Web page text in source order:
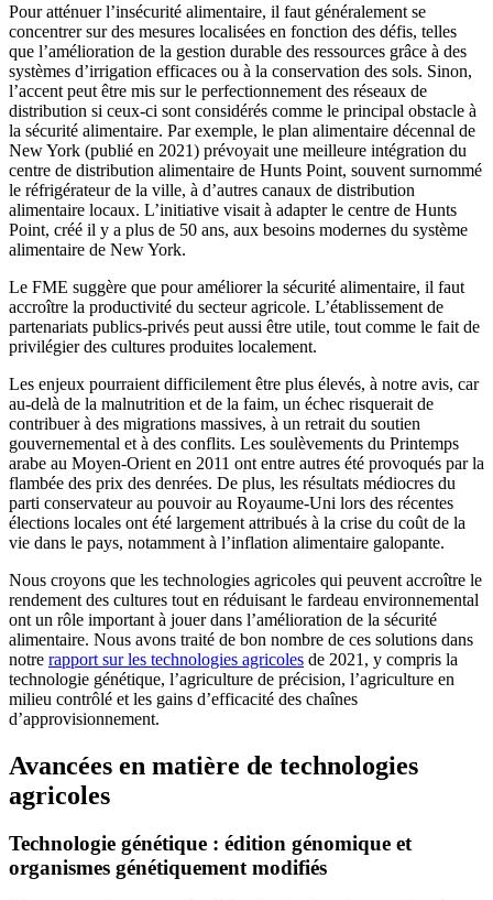
Pour atténuer l’insécurité alimentaire, il faut généralement se
concentrer sur des mesures localisées en fonction des défis, telles
que l’amélioration de la gestion durable des ressources grâce à des
systèmes d’irrigation efficaces ou à la conservation des sols. Sinon,
l’accent peut être mis sur le perfectionnement des réseaux de
distribution si ceux-ci sont considérés comme le principal obstacle à
la sécurité alimentaire. Par exemple, le plan alimentaire décennal de
New York (publié en 2021) prévoyait une meilleure intégration du
centre de distribution alimentaire de Hunts Point, souvent surnommé
le réfrigérateur de la ville, à d’autres canaux de distribution
alimentaire locaux. L’initiative visait à adapter le centre de Hunts
Point, créé il y a plus de 50 ans, aux besoins modernes du système
alimentaire de New York.
Le FME suggère que pour améliorer la sécurité alimentaire, il faut
accroître la productivité du secteur agricole. L’établissement de
partenariats publics-privés peut aussi être utile, tout comme le fait de
privilégier des cultures produites localement.
Les enjeux pourraient difficilement être plus élevés, à notre avis, car
au‑delà de la malnutrition et de la faim, un échec risquerait de
contribuer à des migrations massives, à un retrait du soutien
gouvernemental et à des conflits. Les soulèvements du Printemps
arabe au Moyen-Orient en 2011 ont entre autres été provoqués par la
flambée des prix des denrées. De plus, les résultats médiocres du
parti conservateur au pouvoir au Royaume-Uni lors des récentes
élections locales ont été largement attribués à la crise du coût de la
vie dans le pays, notamment à l’inflation alimentaire galopante.
Nous croyons que les technologies agricoles qui peuvent accroître le
rendement des cultures tout en réduisant le fardeau environnemental
ont un rôle important à jouer dans l’amélioration de la sécurité
alimentaire. Nous avons traité de bon nombre de ces solutions dans
notre rapport sur les technologies agricoles de 2021, y compris la
technologie génétique, l’agriculture de précision, l’agriculture en
milieu contrôlé et les gains d’efficacité des chaînes
d’approvisionnement.
Avancées en matière de technologies
agricoles
Technologie génétique : édition génomique et
organismes génétiquement modifiés